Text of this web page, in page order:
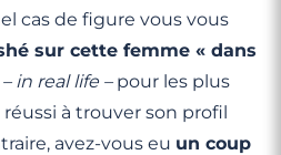
cas de figure vous vous
sur cette femme « dans
– in real life –pour les plus
à trouver son profil
avez-vous eu un coup